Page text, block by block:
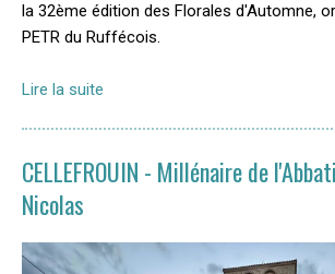
la 32ème édition des Florales d'Automne,
PETR du Ruffécois.
Lire la suite
CELLEFROUIN - Millénaire de
Nicolas